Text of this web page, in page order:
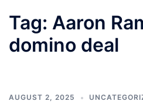
Tag: Aaron
domino deal
AUGUST 2, 2025